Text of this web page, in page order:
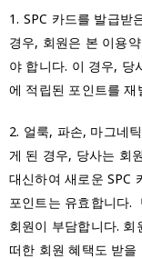
1. SPC 카드를 발급받
경우, 회원은 본 이용
야 합니다. 이 경우, 당
에 적립된 포인트를 재
2. 얼룩, 파손, 마그네
게 된 경우, 당사는 회
대신하여 새로운 SPC
포인트는 유효합니다.
회원이 부담합니다. 회
떠한 회원 혜택도 받을